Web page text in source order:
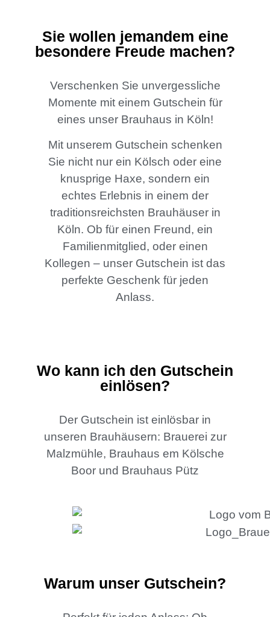
Sie wollen jemandem eine
besondere Freude machen?
Verschenken Sie unvergessliche
Momente mit einem Gutschein für
eines unser Brauhaus in Köln!
Mit unserem Gutschein schenken
Sie nicht nur ein Kölsch oder eine
knusprige Haxe, sondern ein
echtes Erlebnis in einem der
traditionsreichsten Brauhäuser in
Köln. Ob für einen Freund, ein
Familienmitglied, oder einen
Kollegen – unser Gutschein ist das
perfekte Geschenk für jeden
Anlass.
Wo kann ich den Gutschein
einlösen?
Der Gutschein ist einlösbar in
unseren Brauhäusern: Brauerei zur
Malzmühle, Brauhaus em Kölsche
Boor und Brauhaus Pütz
Warum unser Gutschein?